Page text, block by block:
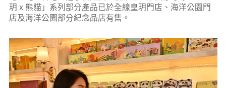
玥 x 熊貓」系列部分產品已於全線皇玥門店、海洋公園門
店及海洋公園部分紀念品店有售。